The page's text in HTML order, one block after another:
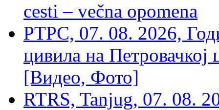
cesti – večna opomena
РТРС, 07. 08. 2026,
цивила на Петровачкој
[Видео, Фото]
RTRS, Tanjug, 07. 08.